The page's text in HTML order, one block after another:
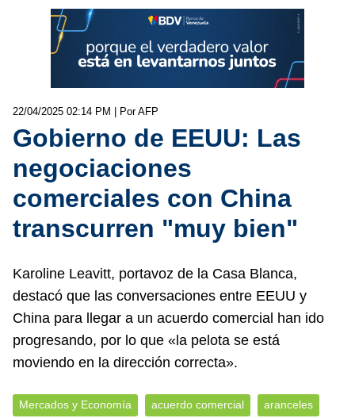
22/04/2025 02:14 PM | Por AFP
Gobierno de EEUU: Las
negociaciones
comerciales con China
transcurren "muy bien"
Karoline Leavitt, portavoz de la Casa Blanca,
destacó que las conversaciones entre EEUU y
China para llegar a un acuerdo comercial han ido
progresando, por lo que «la pelota se está
moviendo en la dirección correcta».
Mercados y Economía acuerdo comercial aranceles